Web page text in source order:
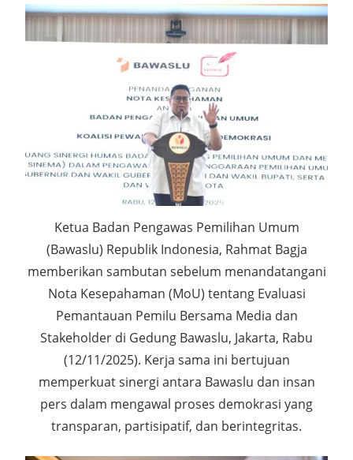
Ketua Badan Pengawas Pemilihan Umum
(Bawaslu) Republik Indonesia, Rahmat Bagja
memberikan sambutan sebelum menandatangani
Nota Kesepahaman (MoU) tentang Evaluasi
Pemantauan Pemilu Bersama Media dan
Stakeholder di Gedung Bawaslu, Jakarta, Rabu
(12/11/2025). Kerja sama ini bertujuan
memperkuat sinergi antara Bawaslu dan insan
pers dalam mengawal proses demokrasi yang
transparan, partisipatif, dan berintegritas.